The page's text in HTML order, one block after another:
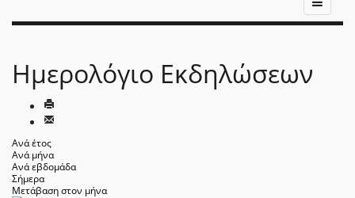
Ημερολόγιο Εκδηλώσεων
Ανά έτος
Ανά μήνα
Ανά εβδομάδα
Σήμερα
Μετάβαση στον μήνα